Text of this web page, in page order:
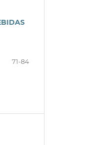
71-84